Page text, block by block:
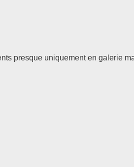
presque uniquement en galerie